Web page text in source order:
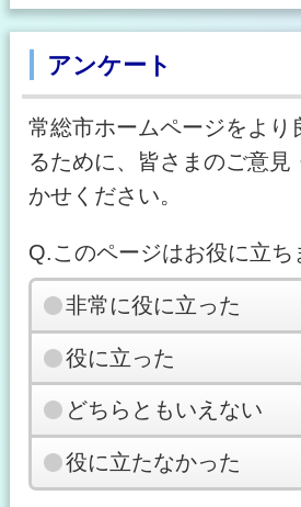
アンケート
常総市ホームページをより
るために、皆さまのご意見
かせください。
Q.このページはお役に立ち
非常に役に立った
役に立った
どちらともいえない
役に立たなかった